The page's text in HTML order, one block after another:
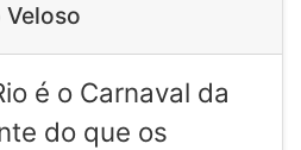
Veloso
é o Carnaval da
do que os